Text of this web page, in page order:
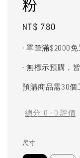
粉
Regular
NT$ 780
- 單筆滿$2000
- 無標示預購，
預購商品需30
總分: 0 - 0 評價
尺寸